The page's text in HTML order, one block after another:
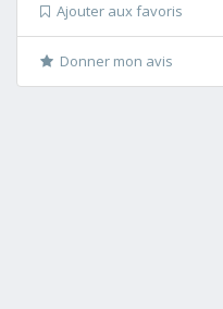
Ajouter aux favoris
Donner mon avis